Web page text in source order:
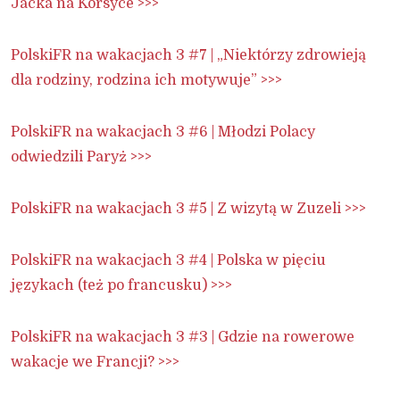
Jacka na Korsyce >>>
PolskiFR na wakacjach 3 #7 | „Niektórzy zdrowieją
dla rodziny, rodzina ich motywuje” >>>
PolskiFR na wakacjach 3 #6 | Młodzi Polacy
odwiedzili Paryż >>>
PolskiFR na wakacjach 3 #5 | Z wizytą w Zuzeli >>>
PolskiFR na wakacjach 3 #4 | Polska w pięciu
językach (też po francusku) >>>
PolskiFR na wakacjach 3 #3 | Gdzie na rowerowe
wakacje we Francji? >>>